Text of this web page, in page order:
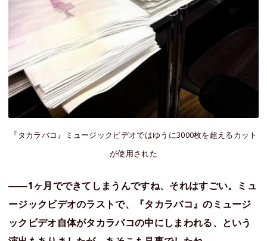
『タカラバコ』ミュージックビデオではゆうに3000枚を超えるカット
が使用された
――1ヶ月でできてしまうんですね、それはすごい。ミュ
ージックビデオのラストで、『タカラバコ』のミュージ
ックビデオ自体がタカラバコの中にしまわれる、という